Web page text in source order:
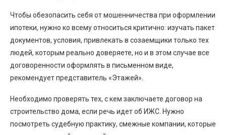
Чтобы обезопасить себя от мошенничества при оформлении
ипотеки, нужно ко всему относиться критично: изучать пакет
документов, условия, привлекать в созаемщики только тех
людей, которым реально доверяете, но и в этом случае все
договоренности оформлять в письменном виде,
рекомендует представитель «Этажей».
Необходимо проверять тех, с кем заключаете договор на
строительство дома, если речь идет об ИЖС. Нужно
посмотреть судебную практику, смежные компании, которые